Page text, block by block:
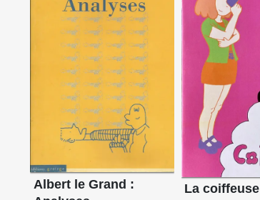
Albert le Grand :
La coiffeuse